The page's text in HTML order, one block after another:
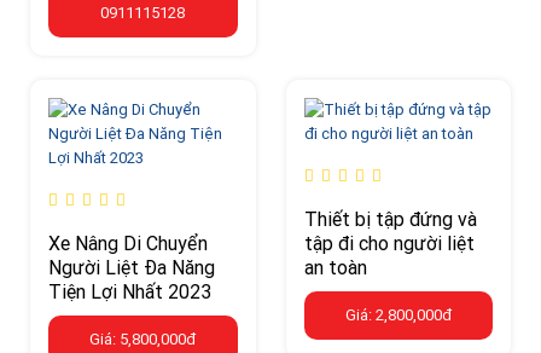
0911115128
Xe Nâng Di Chuyển
Người Liệt Đa Năng
Tiện Lợi Nhất 2023
Giá: 5,800,000đ
Thiết bị tập đứng và
tập đi cho người liệt
an toàn
Giá: 2,800,000đ